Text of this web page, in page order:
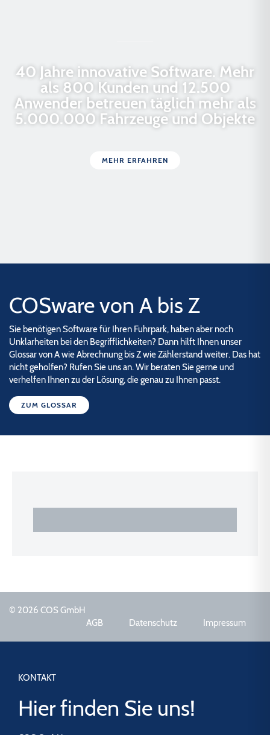
40 Jahre innovative Software. Mehr
als 800 Kunden und 12.500
Anwender betreuen täglich mehr als
5.000.000 Fahrzeuge und Objekte
MEHR ERFAHREN
COSware von A bis Z
Sie benötigen Software für Ihren Fuhrpark, haben aber noch
Unklarheiten bei den Begrifflichkeiten? Dann hilft Ihnen unser
Glossar von A wie Abrechnung bis Z wie Zählerstand weiter. Das hat
nicht geholfen? Rufen Sie uns an. Wir beraten Sie gerne und
verhelfen Ihnen zu der Lösung, die genau zu Ihnen passt.
ZUM GLOSSAR
© 2026 COS GmbH
AGB
Datenschutz Impressum
KONTAKT
Hier finden Sie uns!